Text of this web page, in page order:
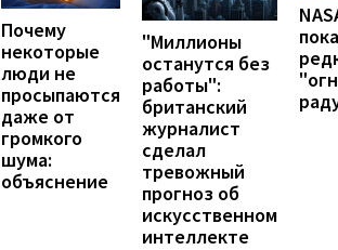
Почему
некоторые
люди не
просыпаются
даже от
громкого
шума:
объяснение
"Миллионы
останутся без
работы":
британский
журналист
сделал
тревожный
прогноз об
искусственном
интеллекте